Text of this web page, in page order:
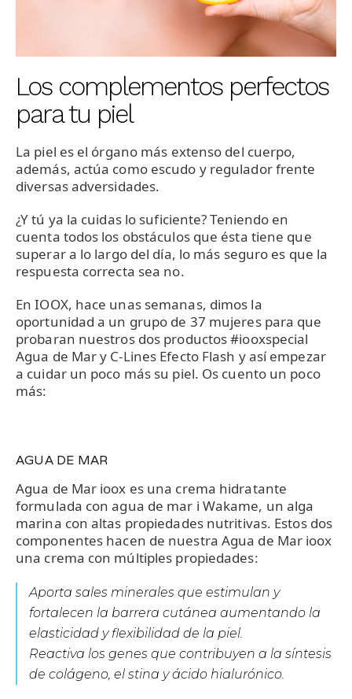
Los complementos perfectos
para tu piel
La piel es el órgano más extenso del cuerpo,
además, actúa como escudo y regulador frente
diversas adversidades.
¿Y tú ya la cuidas lo suficiente? Teniendo en
cuenta todos los obstáculos que ésta tiene que
superar a lo largo del día, lo más seguro es que la
respuesta correcta sea no.
En IOOX, hace unas semanas, dimos la
oportunidad a un grupo de 37 mujeres para que
probaran nuestros dos productos #iooxspecial
Agua de Mar y C-Lines Efecto Flash y así empezar
a cuidar un poco más su piel. Os cuento un poco
más:
AGUA DE MAR
Agua de Mar ioox es una crema hidratante
formulada con agua de mar i Wakame, un alga
marina con altas propiedades nutritivas. Estos dos
componentes hacen de nuestra Agua de Mar ioox
una crema con múltiples propiedades:
Aporta sales minerales que estimulan y
fortalecen la barrera cutánea aumentando la
elasticidad y flexibilidad de la piel.
Reactiva los genes que contribuyen a la síntesis
de colágeno, el stina y ácido hialurónico.